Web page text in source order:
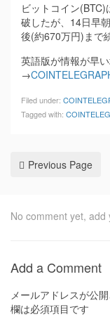
ビットコイン
破したが、14日早
後(約670万円)まで
英語版が情報が早
→
Filed under:
Tagged with:
Previous Page
No comment yet, add
Add a Comment
メールアドレスが公
欄は必須項目です